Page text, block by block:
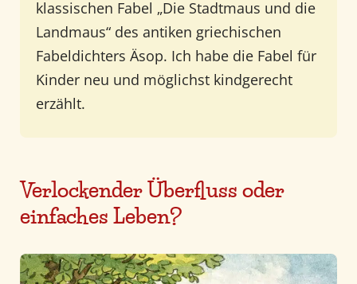
klassischen Fabel „Die Stadtmaus und die
Landmaus“ des antiken griechischen
Fabeldichters Äsop. Ich habe die Fabel für
Kinder neu und möglichst kindgerecht
erzählt.
Verlockender Überfluss oder
einfaches Leben?